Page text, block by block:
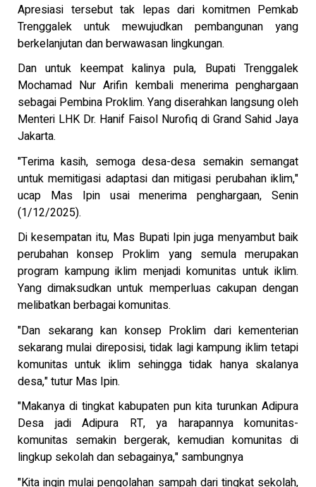
Apresiasi tersebut tak lepas dari komitmen Pemkab
Trenggalek untuk mewujudkan pembangunan yang
berkelanjutan dan berwawasan lingkungan.
Dan untuk keempat kalinya pula, Bupati Trenggalek
Mochamad Nur Arifin kembali menerima penghargaan
sebagai Pembina Proklim. Yang diserahkan langsung oleh
Menteri LHK Dr. Hanif Faisol Nurofiq di Grand Sahid Jaya
Jakarta.
"Terima kasih, semoga desa-desa semakin semangat
untuk memitigasi adaptasi dan mitigasi perubahan iklim,"
ucap Mas Ipin usai menerima penghargaan, Senin
(1/12/2025).
Di kesempatan itu, Mas Bupati Ipin juga menyambut baik
perubahan konsep Proklim yang semula merupakan
program kampung iklim menjadi komunitas untuk iklim.
Yang dimaksudkan untuk memperluas cakupan dengan
melibatkan berbagai komunitas.
"Dan sekarang kan konsep Proklim dari kementerian
sekarang mulai direposisi, tidak lagi kampung iklim tetapi
komunitas untuk iklim sehingga tidak hanya skalanya
desa," tutur Mas Ipin.
"Makanya di tingkat kabupaten pun kita turunkan Adipura
Desa jadi Adipura RT, ya harapannya komunitas-
komunitas semakin bergerak, kemudian komunitas di
lingkup sekolah dan sebagainya," sambungnya
"Kita ingin mulai pengolahan sampah dari tingkat sekolah,